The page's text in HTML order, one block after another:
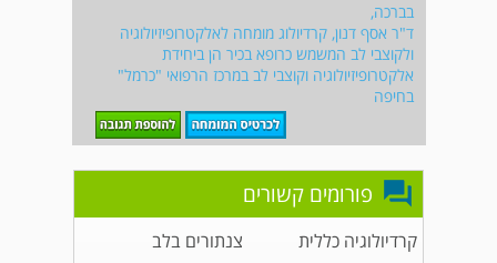
בברכה,
ד"ר אסף דנון, קרדיולוג מומחה לאלקטרופיזיולוגיה
ולקוצבי לב המשמש כרופא בכיר הן ביחידת
אלקטרופיזיולוגיה וקוצבי לב במרכז הרפואי "כרמל"
בחיפה
פורומים קשורים
קרדיולוגיה כללית
צנתורים בלב